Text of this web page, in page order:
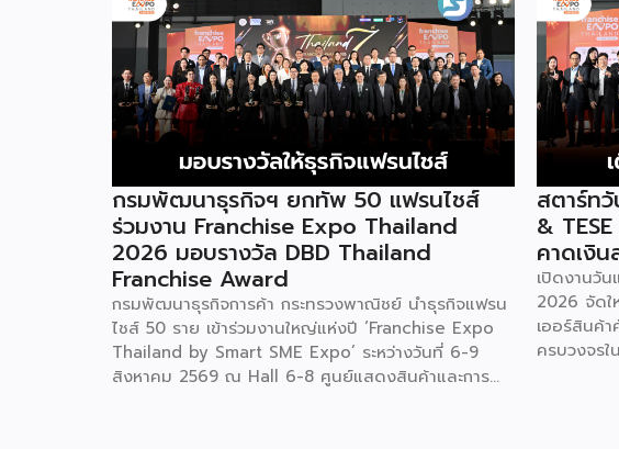
กรมพัฒนาธุรกิจฯ ยกทัพ 50 แฟรนไชส์
ร่วมงาน Franchise Expo Thailand
2026 มอบรางวัล DBD Thailand
Franchise Award
กรมพัฒนาธุรกิจการค้า กระทรวงพาณิชย์ นำธุรกิจแฟรน
ไชส์ 50 ราย เข้าร่วมงานใหญ่แห่งปี ‘Franchise Expo
Thailand by Smart SME Expo’ ระหว่างวันที่ 6-9
สิงหาคม 2569 ณ Hall 6-8 ศูนย์แสดงสินค้าและการ
สตาร์ท
&
คาดเงิ
เปิดงานวั
2026 จัด
เออร์สินค้
ครบวงจร